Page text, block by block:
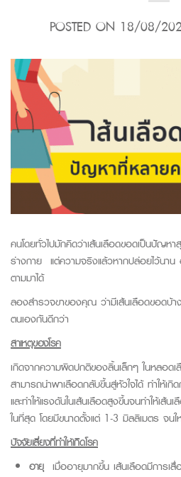
POSTED ON 18/08/
คนโดยทั่วไปมักคิดว่าเส้นเลือดขอดเป็นปัญห
ร่างกาย แต่ความจริงแล้วหากปล่อยไว้นาน
ตามมาได้
ลองสำรวจขาของคุณ ว่ามีเส้นเลือดขอดบ้า
ตนเองกันดีกว่า
สาเหตุของโรค
เกิดจากความผิดปกติของลิ้นเล็กๆ ในหลอด
สามารถนำพาเลือดกลับขึ้นสู่หัวใจได้ ทำให้เ
และทำให้แรงดันในเส้นเลือดสูงขึ้นจนทำให้เส้
ในที่สุด โดยมีขนาดตั้งแต่ 1-3 มิลลิเมตร จน
ปัจจัยเสี่ยงที่ทำให้เกิดโรค
อายุ เมื่ออายุมากขึ้น เส้นเลือดมีการ